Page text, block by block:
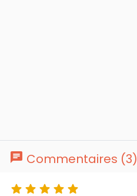
chat Commentaires (3)
    